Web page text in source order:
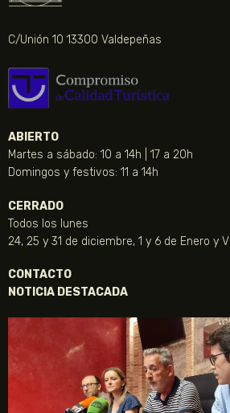
C/Unión 10 13300 Valdepeñas
ABIERTO
Martes a sábado: 10 a 14h | 17 a 20h
Domingos y festivos: 11 a 14h
CERRADO
Todos los lunes
24, 25 y 31 de diciembre, 1 y 6 de Enero y
CONTACTO
NOTICIA DESTACADA